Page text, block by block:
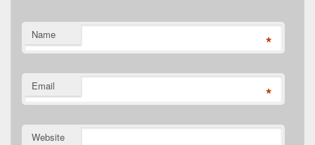
Name *
Email *
Website